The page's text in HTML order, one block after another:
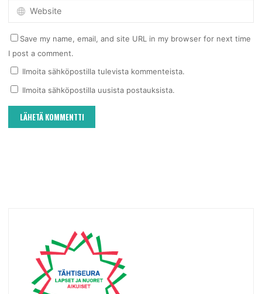
Save my name, email, and site URL in my browser for next time
I post a comment.
Ilmoita sähköpostilla tulevista kommenteista.
Ilmoita sähköpostilla uusista postauksista.